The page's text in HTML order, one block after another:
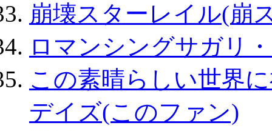
崩壊スターレイル(崩
ロマンシングサガリ
この素晴らしい世界
デイズ(このファン)